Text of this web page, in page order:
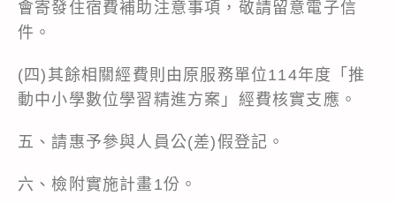
會寄發住宿費補助注意事項，敬請留意電子信
件。
(四)其餘相關經費則由原服務單位114年度「推
動中小學數位學習精進方案」經費核實支應。
五、請惠予參與人員公(差)假登記。
六、檢附實施計畫1份。